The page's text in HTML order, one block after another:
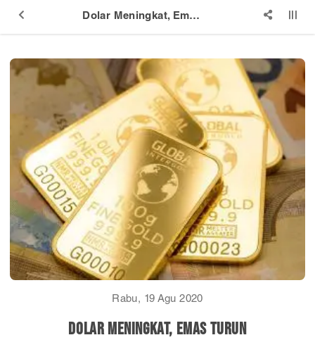
Dolar Meningkat, Emas Turun
Rabu, 19 Agu 2020
Dolar Meningkat, Emas Turun